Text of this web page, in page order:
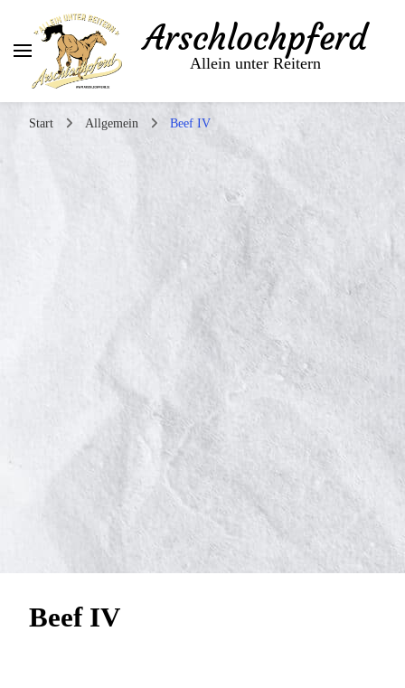
Arschlochpferd
Allein unter Reitern
Start Allgemein Beef IV
Beef IV